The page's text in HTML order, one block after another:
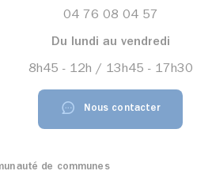
04 76 08 04 57
Du lundi au vendredi
8h45 - 12h / 13h45 - 17h30
Nous contacter
de communes